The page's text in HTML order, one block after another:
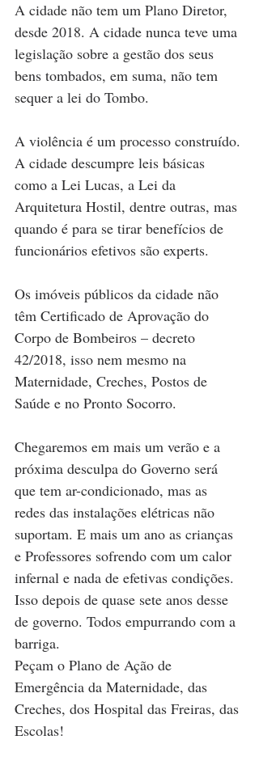
A cidade não tem um Plano Diretor,
desde 2018. A cidade nunca teve uma
legislação sobre a gestão dos seus
bens tombados, em suma, não tem
sequer a lei do Tombo.
A violência é um processo construído.
A cidade descumpre leis básicas
como a Lei Lucas, a Lei da
Arquitetura Hostil, dentre outras, mas
quando é para se tirar benefícios de
funcionários efetivos são experts.
Os imóveis públicos da cidade não
têm Certificado de Aprovação do
Corpo de Bombeiros – decreto
42/2018, isso nem mesmo na
Maternidade, Creches, Postos de
Saúde e no Pronto Socorro.
Chegaremos em mais um verão e a
próxima desculpa do Governo será
que tem ar-condicionado, mas as
redes das instalações elétricas não
suportam. E mais um ano as crianças
e Professores sofrendo com um calor
infernal e nada de efetivas condições.
Isso depois de quase sete anos desse
de governo. Todos empurrando com a
barriga.
Peçam o Plano de Ação de
Emergência da Maternidade, das
Creches, dos Hospital das Freiras, das
Escolas!